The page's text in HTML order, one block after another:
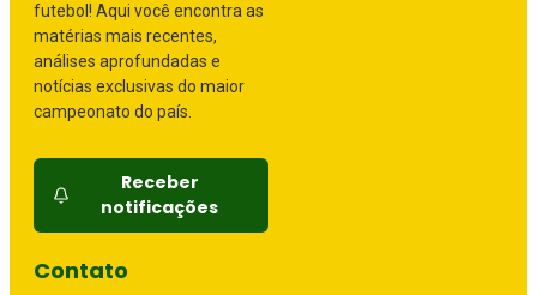
futebol! Aqui você encontra as
matérias mais recentes,
análises aprofundadas e
notícias exclusivas do maior
campeonato do país.
Receber
notificações
Contato